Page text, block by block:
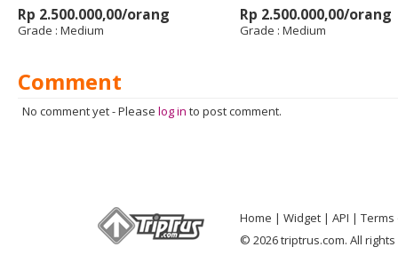
Rp 2.500.000,00/orang
Grade : Medium
Rp 2.500.000,00/orang
Grade : Medium
Comment
No comment yet-Please log in to post comment.
Home Widget API
Terms
© 2026 triptrus.com. All